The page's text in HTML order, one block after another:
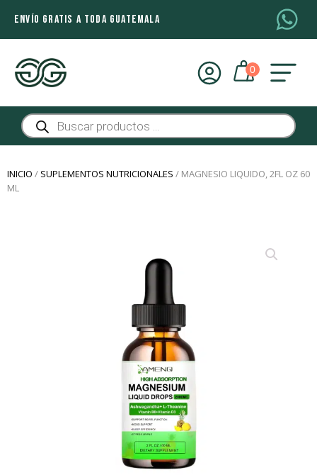
ENVÍO GRATIS A TODA GUATEMALA
Búsqueda
de
productos
INICIO / SUPLEMENTOS NUTRICIONALES / MAGNESIO LIQUIDO, 2FL OZ 60
ML